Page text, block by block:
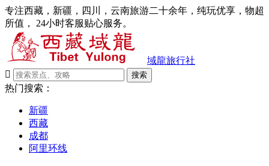
专注西藏，新疆，四川，云南旅游二十余年，纯玩优享，物超
所值， 24小时客服贴心服务。
域龍旅行社

搜索
热门搜索：
新疆
西藏
成都
阿里环线